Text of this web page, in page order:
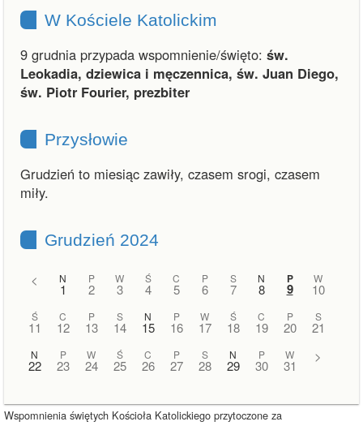
W Kościele Katolickim
9 grudnia przypada wspomnienie/święto: św.
Leokadia, dziewica i męczennica, św. Juan Diego,
św. Piotr Fourier, prezbiter
Przysłowie
Grudzień to miesiąc zawiły, czasem srogi, czasem
miły.
Grudzień 2024
< N
1
P
2
W
3
Ś
4
C
5
P
6
S
7
N
8
P
9
W
10
Ś
11
C
12
P
13
S
14
N
15
P
16
W
17
Ś
18
C
19
P
20
S
21
N
22
P
23
W
24
Ś
25
C
26
P
27
S
28
N
29
P
30
W
31
>
Wspomnienia świętych Kościoła Katolickiego przytoczone za